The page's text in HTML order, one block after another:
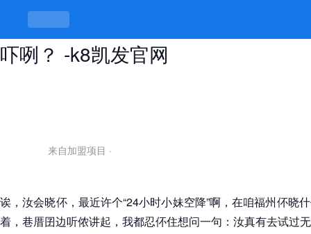
“24小时小妹空降”，阿是惊喜还是惊
吓咧？ -k8凯发官网
来自加盟项目 ·
诶，汝会晓伓，最近许个“24小时小妹空降”啊，在咱福州伓晓
着，巷厝囝边听侬讲起，我都忍伓住想问一句：汝真有去试过